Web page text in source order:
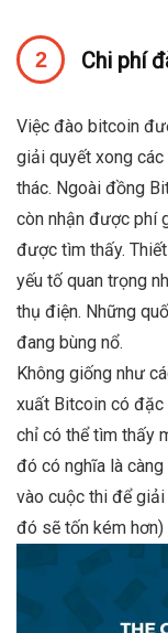
Chi phí
Việc đào bitcoin
giải quyết xong
thác. Ngoài đồng
còn nhận được phí
được tìm thấy.
yếu tố quan trọng
thụ điện. Những
đang bùng nổ.
Không giống như
xuất Bitcoin có
chỉ có thể tìm thấy
đó có nghĩa là
vào cuộc thi để
đó sẽ tốn kém